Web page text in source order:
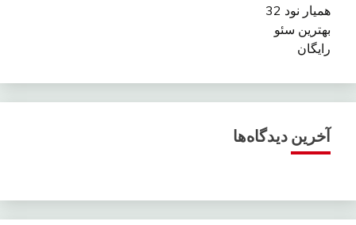
همیار نود 32
بهترین سئو
رایگان
آخرین دیدگاه‌ها